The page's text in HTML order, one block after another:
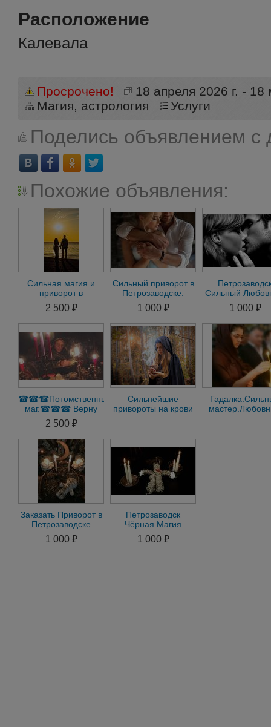
Расположение
Калевала
Просрочено!
18 апреля 2026 г. - 18
Магия, астрология
Услуги
Поделись объявлением с
Похожие объявления:
Сильная магия и
приворот в
Петрозаводске
2 500 ₽
Сильный приворот в
Петрозаводске.
Помощь сильного
мага в
Петрозаводске
1 000 ₽
Сильный
Приворот на
Мужчину на
Женщину
1 000 ₽
☎☎☎Потомственный
маг.☎☎☎ Верну
мужа, жену. Сильный
приворот.
2 500 ₽
Сильнейшие
привороты на крови
Заказать Приворот в
Петрозаводске
онлайн магия
гадание
1 000 ₽
Петрозаводск
Чёрная Магия
Приворот через
Жертвоприношение
1 000 ₽